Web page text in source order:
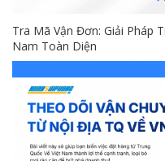
Tra Mã Vận Đơn: Giải Pháp
Nam Toàn Diện